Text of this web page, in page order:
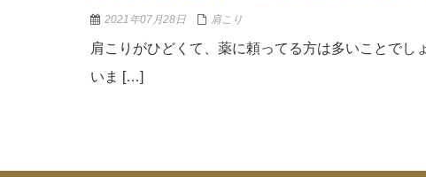
2021年07月28日 肩こり
肩こりがひどくて、薬に頼ってる方は多いことで
いま […]